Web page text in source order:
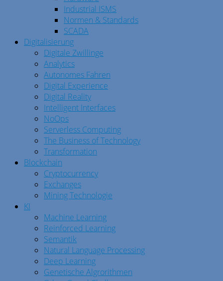
Industrial ISMS
Normen & Standards
SCADA
Digitalisierung
Digitale Zwillinge
Analytics
Autonomes Fahren
Digital Experience
Digital Reality
Intelligent Interfaces
NoOps
Serverless Computing
The Business of Technology
Transformation
Blockchain
Cryptocurrency
Exchanges
Mining Technologie
KI
Machine Learning
Reinforced Learning
Semantik
Natural Language Processing
Deep Learning
Genetische Algrorithmen